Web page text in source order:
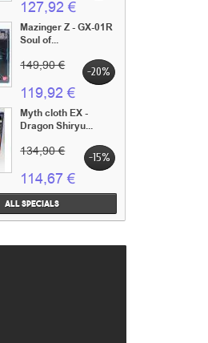
Jeu Talisman, Le
jeu...
127,92 €
Mazinger Z - GX-01R
Soul of...
149,90 € -20%
119,92 €
Myth cloth EX -
Dragon Shiryu...
134,90 € -15%
114,67 €
All specials